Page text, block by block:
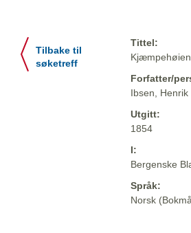
Tilbake til
søketreff
Tittel:
Forfatter/
Ibsen, Henrik
Utgitt:
1854
I:
Bergenske
Språk:
Norsk